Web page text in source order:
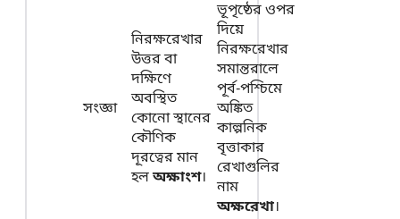
সংজ্ঞা
নিরক্ষরেখার
উত্তর বা
দক্ষিণে
অবস্থিত
কোনো স্থানের
কৌণিক
দূরত্বের মান
হলঅক্ষাংশ।
ভূপৃষ্ঠের ওপর
দিয়ে
নিরক্ষরেখার
সমান্তরালে
পূর্ব-পশ্চিমে
অঙ্কিত
কাল্পনিক
বৃত্তাকার
রেখাগুলির
নাম
অক্ষরেখা।